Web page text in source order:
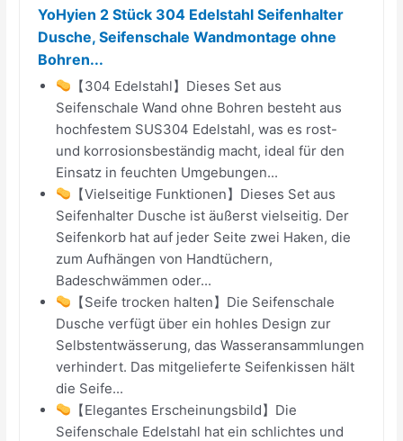
YoHyien 2 Stück 304 Edelstahl Seifenhalter
Dusche, Seifenschale Wandmontage ohne
Bohren...
【304 Edelstahl】Dieses Set aus
Seifenschale Wand ohne Bohren besteht aus
hochfestem SUS304 Edelstahl, was es rost-
und korrosionsbeständig macht, ideal für den
Einsatz in feuchten Umgebungen...
【Vielseitige Funktionen】Dieses Set aus
Seifenhalter Dusche ist äußerst vielseitig. Der
Seifenkorb hat auf jeder Seite zwei Haken, die
zum Aufhängen von Handtüchern,
Badeschwämmen oder...
【Seife trocken halten】Die Seifenschale
Dusche verfügt über ein hohles Design zur
Selbstentwässerung, das Wasseransammlungen
verhindert. Das mitgelieferte Seifenkissen hält
die Seife...
【Elegantes Erscheinungsbild】Die
Seifenschale Edelstahl hat ein schlichtes und